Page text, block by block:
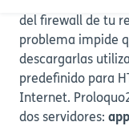
del firewall de tu
problema impide
descargarlas
predefinido para
Internet.
dos servidores: